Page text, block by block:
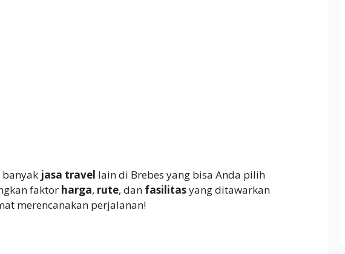
banyak jasa travel lain di Brebes yang bisa Anda pilih
faktor harga, rute, dan fasilitasyang ditawarkan
merencanakan perjalanan!